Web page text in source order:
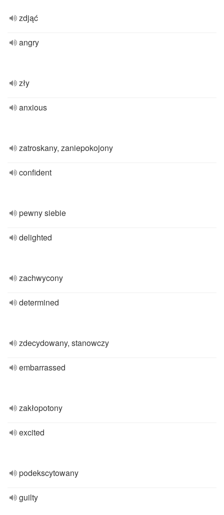
zdjąć
angry
zły
anxious
zatroskany, zaniepokojony
confident
pewny siebie
delighted
zachwycony
determined
zdecydowany, stanowczy
embarrassed
zakłopotony
excited
podekscytowany
guilty